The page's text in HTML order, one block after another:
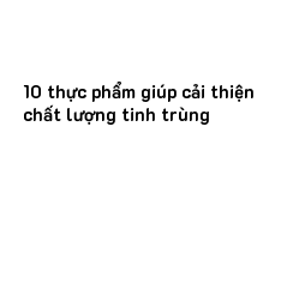
10 thực phẩm giúp cải thiện
chất lượng tinh trùng